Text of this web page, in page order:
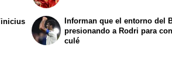
Informan que el entorno del
presionando a Rodri para
culé